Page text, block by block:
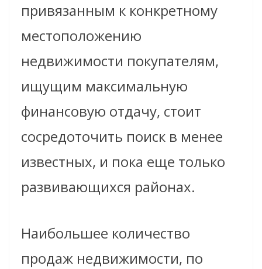
привязанным к конкретному
местоположению
недвижимости покупателям,
ищущим максимальную
финансовую отдачу, стоит
сосредоточить поиск в менее
известных, и пока еще только
развивающихся районах.
Наибольшее количество
продаж недвижимости, по